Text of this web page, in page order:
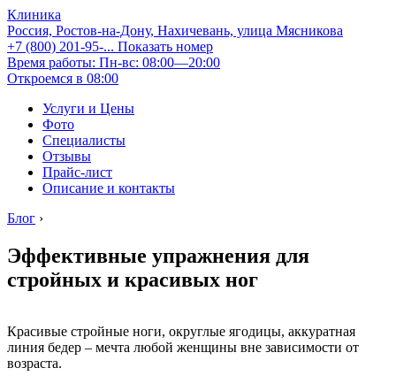
Клиника
Россия, Ростов-на-Дону, Нахичевань, улица Мясникова
+7 (800) 201-95-... Показать номер
Время работы: Пн-вс: 08:00—20:00
Откроемся в 08:00
Услуги и Цены
Фото
Специалисты
Отзывы
Прайс-лист
Описание и контакты
Блог ›
Эффективные упражнения для
стройных и красивых ног
Красивые стройные ноги, округлые ягодицы, аккуратная
линия бедер – мечта любой женщины вне зависимости от
возраста.